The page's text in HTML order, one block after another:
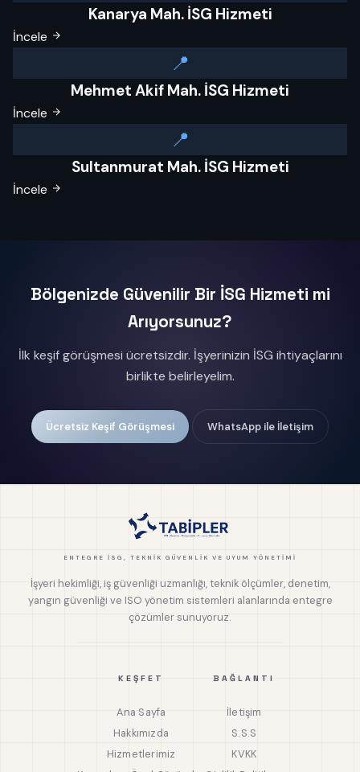
Kanarya Mah. İSG Hizmeti
İncele
📍
Mehmet Akif Mah. İSG Hizmeti
İncele
📍
Sultanmurat Mah. İSG Hizmeti
İncele
Bölgenizde Güvenilir Bir İSG Hizmeti mi
Arıyorsunuz?
İlk keşif görüşmesi ücretsizdir. İşyerinizin İSG ihtiyaçlarını
birlikte belirleyelim.
Ücretsiz Keşif Görüşmesi WhatsApp ile İletişim
ENTEGRE İSG, TEKNIK GÜVENLIK VE UYUM YÖNETIMI
İşyeri hekimliği, iş güvenliği uzmanlığı, teknik ölçümler, denetim,
yangın güvenliği ve ISO yönetim sistemleri alanlarında entegre
çözümler sunuyoruz.
KEŞFET
Ana Sayfa
Hakkımızda
Hizmetlerimiz
BAĞLANTI
İletişim
S.S.S
KVKK